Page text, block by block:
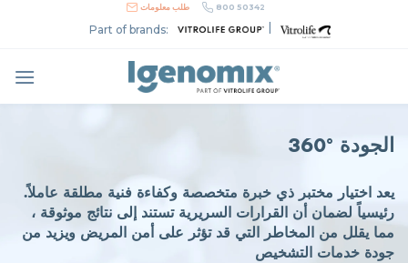
طلب معلومات 800 50342
Part of brands:
360º الجودة
.يعد اختيار مختبر ذي خبرة متخصصة وكفاءة فنية مطلقة عاملاً
رئيسياً لضمان أن القرارات السريرية تستند إلى نتائج موثوقة ،
مما يقلل من المخاطر التي قد تؤثر على أمن المريض ويزيد من
جودة خدمات التشخيص